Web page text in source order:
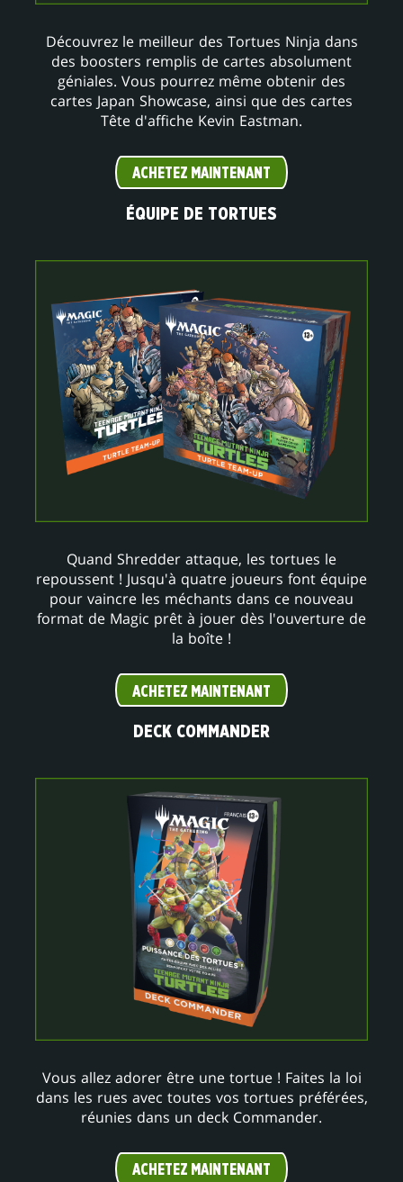
Découvrez le meilleur des Tortues Ninja dans
des boosters remplis de cartes absolument
géniales. Vous pourrez même obtenir des
cartes Japan Showcase, ainsi que des cartes
Tête d'affiche Kevin Eastman.
ACHETEZ MAINTENANT
ÉQUIPE DE TORTUES
Quand Shredder attaque, les tortues le
repoussent ! Jusqu'à quatre joueurs font équipe
pour vaincre les méchants dans ce nouveau
format de Magic prêt à jouer dès l'ouverture de
la boîte !
ACHETEZ MAINTENANT
DECK COMMANDER
Vous allez adorer être une tortue ! Faites la loi
dans les rues avec toutes vos tortues préférées,
réunies dans un deck Commander.
ACHETEZ MAINTENANT